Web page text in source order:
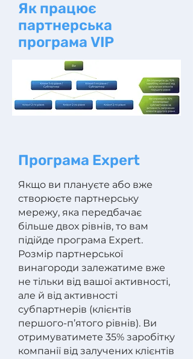
Як працює
партнерська
програма VIP
Програма Expert
Якщо ви плануєте або вже
створюєте партнерську
мережу, яка передбачає
більше двох рівнів, то вам
підійде програма Expert.
Розмір партнерської
винагороди залежатиме вже
не тільки від вашої активності,
але й від активності
субпартнерів (клієнтів
першого-п’ятого рівнів). Ви
отримуватимете 35% заробітку
компанії від залучених клієнтів